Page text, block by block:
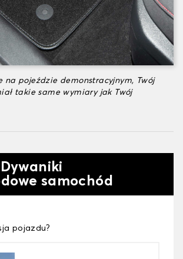
na pojeździe demonstracyjnym, Twój
takie same wymiary jak Twój
samochód
pojazdu?